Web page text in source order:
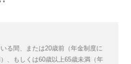
る間、または20歳前（年金制度に
、もしくは60歳以上65歳未満（年